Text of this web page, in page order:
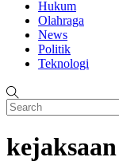
Hukum
Olahraga
News
Politik
Teknologi
kejaksaan